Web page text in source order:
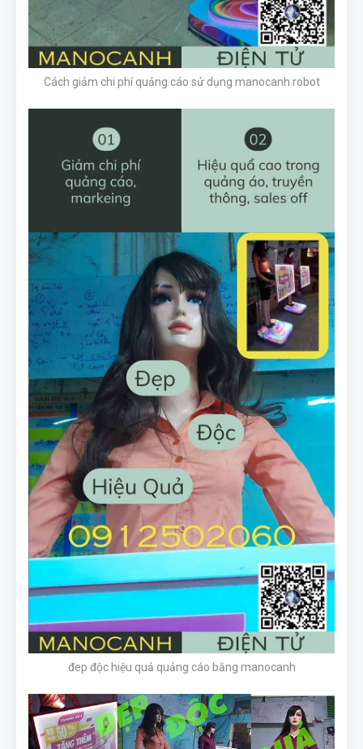
Cách giảm chi phí quảng cáo sử dụng manocanh robot
đep độc hiệu quả quảng cáo bằng manocanh